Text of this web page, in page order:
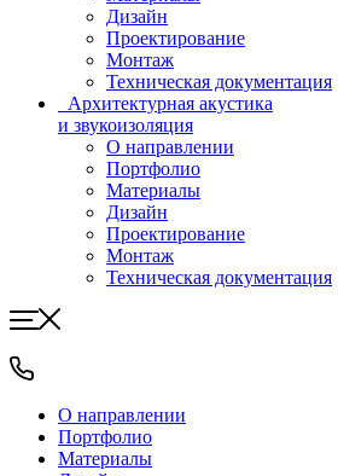
Дизайн
Проектирование
Монтаж
Техническая документация
Архитектурная акустика
и звукоизоляция
О направлении
Портфолио
Материалы
Дизайн
Проектирование
Монтаж
Техническая документация
О направлении
Портфолио
Материалы